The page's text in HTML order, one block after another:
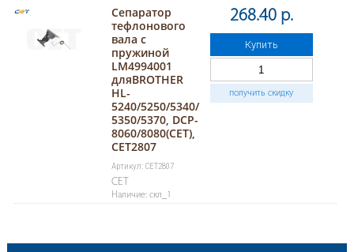
Сепаратор
тефлонового
вала с
пружиной
LM4994001
дляBROTHER
HL-
5240/5250/5340/
5350/5370, DCP-
8060/8080(CET),
CET2807
Артикул: CET2807
CET
Наличие: скл_1
268.40 р.
Купить
получить скидку